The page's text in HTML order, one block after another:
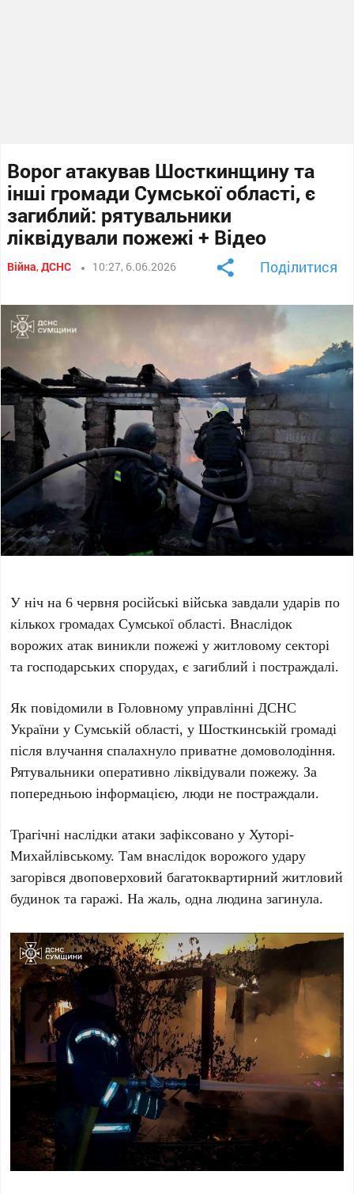
Ворог атакував Шосткинщину та
інші громади Сумської області, є
загиблий: рятувальники
ліквідували пожежі + Відео
Війна,ДСНС 10:27, 6.06.2026 Поділитися
У ніч на 6 червня російські війська завдали ударів по
кількох громадах Сумської області. Внаслідок
ворожих атак виникли пожежі у житловому секторі
та господарських спорудах, є загиблий і постраждалі.
Як повідомили в Головному управлінні ДСНС
України у Сумській області, у Шосткинській громаді
після влучання спалахнуло приватне домоволодіння.
Рятувальники оперативно ліквідували пожежу. За
попередньою інформацією, люди не постраждали.
Трагічні наслідки атаки зафіксовано у Хуторі-
Михайлівському. Там внаслідок ворожого удару
загорівся двоповерховий багатоквартирний житловий
будинок та гаражі. На жаль, одна людина загинула.